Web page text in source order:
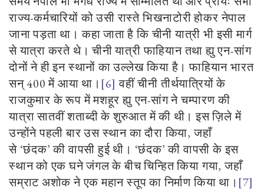
राज्य-कर्मचारियों को उसी रास्ते भिखनाटोरी होकर नेपाल
जाना पड़ता था। कहा जाता है कि चीनी यात्री भी इसी मार्ग
से यात्रा करते थे। चीनी यात्री फाहियान तथा ह्यु एन-सांग
दोनों ने ही इन स्थानों का उल्लेख किया है। फाहियान भारत
सन् 400 में आया था। [6] वहीं चीनी तीर्थयात्रियों के
राजकुमार के रूप में मशहूर ह्यु एन-सांग ने चम्पारण की
यात्रा सातवीं शताब्दी के शुरुआत में की थी। इस ज़िले में
उन्होंने पहली बार उस स्थान का दौरा किया,जहाँ
से ‘छंदक’की वापसी हुई थी। ‘छंदक’की वापसी के इस
स्थान को एक घने जंगल के बीच चिन्हित किया गया,जहाँ
सम्राट अशोक ने एक महान स्तूप का निर्माण किया था। [7]